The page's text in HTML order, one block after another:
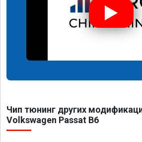
Чип тюнинг других
Volkswagen Passat B6